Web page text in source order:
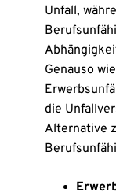
Unfall,
Genauso
die
Alternative